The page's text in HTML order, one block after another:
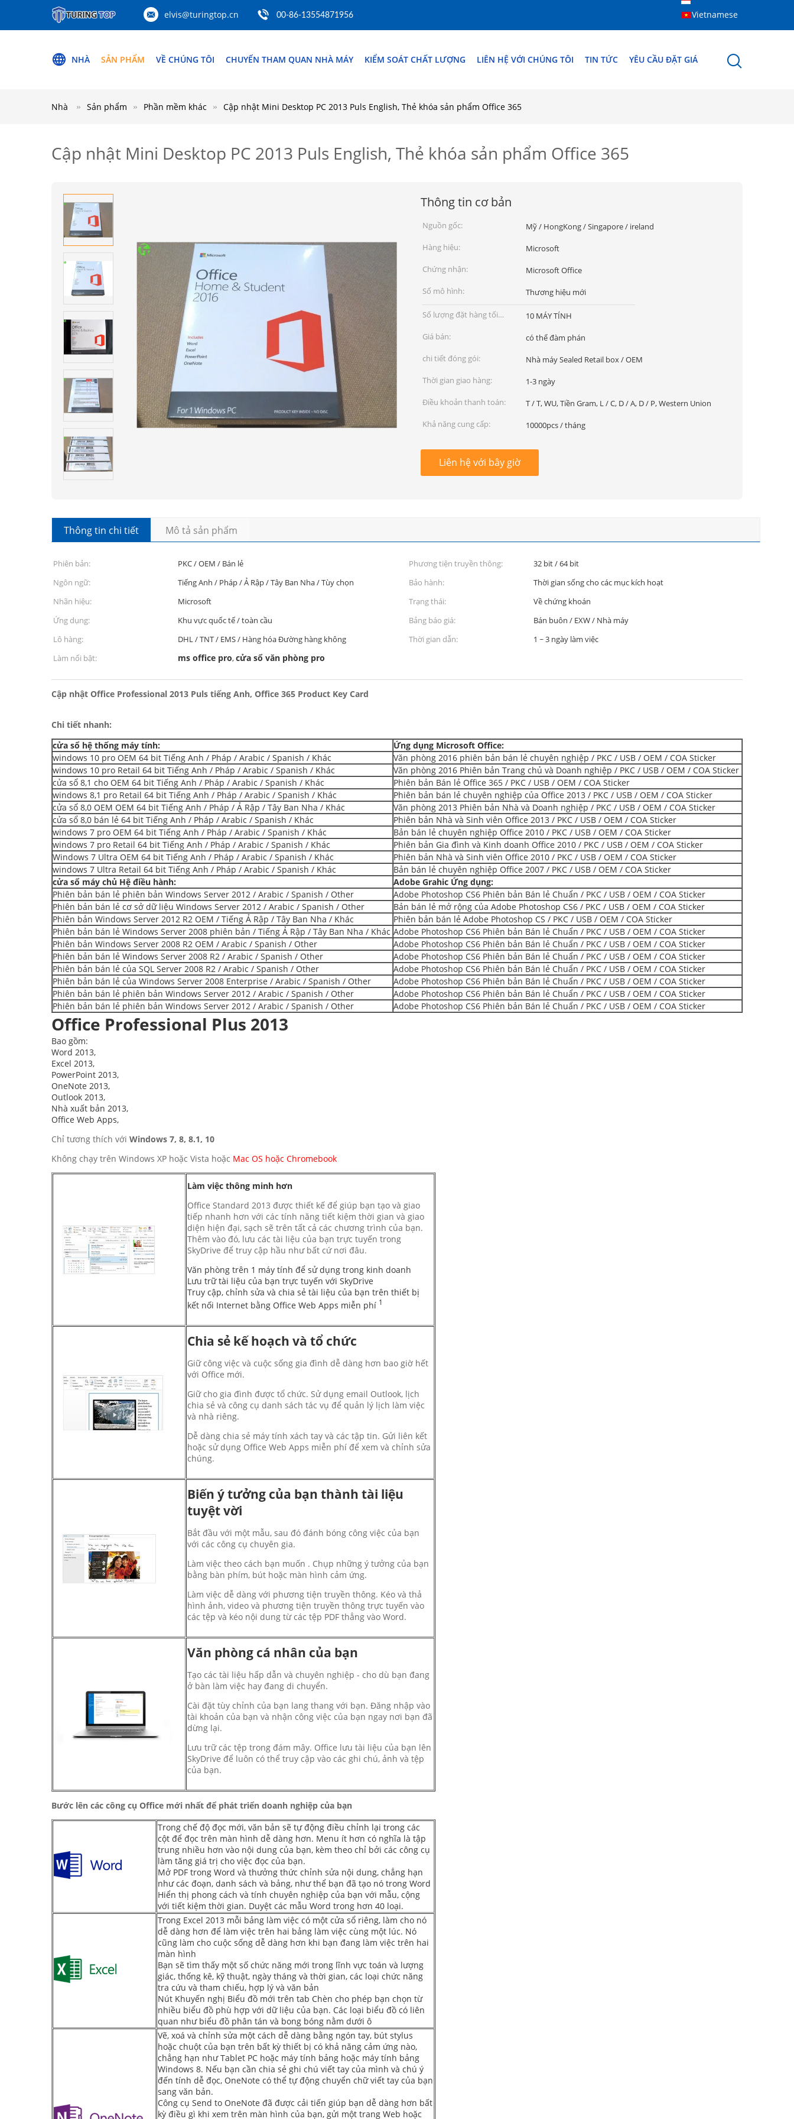
elvis@turingtop.cn 00-86-13554871956 Vietnamese
NHÀ SẢN PHẨM VỀ CHÚNG TÔI CHUYẾN THAM QUAN NHÀ MÁY KIỂM SOÁT CHẤT LƯỢNG LIÊN HỆ VỚI CHÚNG TÔI TIN TỨC YÊU CẦU ĐẶT GIÁ
Nhà Sản phẩm Phần mềm khác Cập nhật Mini Desktop PC 2013 Puls English, Thẻ khóa sản phẩm Office 365
Cập nhật Mini Desktop PC 2013 Puls English, Thẻ khóa sản phẩm Office 365
Thông tin cơ bản
Nguồn gốc:
Mỹ / HongKong / Singapore / ireland
Hàng hiệu:
Microsoft
Chứng nhận:
Microsoft Office
Số mô hình:
Thương hiệu mới
Số lượng đặt hàng tối
thiểu:
10 MÁY TÍNH
Giá bán:
có thể đàm phán
chi tiết đóng gói:
Nhà máy Sealed Retail box / OEM
Thời gian giao hàng:
1-3 ngày
Điều khoản thanh toán:
T / T, WU, Tiền Gram, L / C, D / A, D / P, Western Union
Khả năng cung cấp:
10000pcs / tháng
Liên hệ với bây giờ
Thông tin chi tiết Mô tả sản phẩm
Phiên bản: PKC / OEM / Bán lẻ Phương tiện truyền thông:
32 bit / 64 bit
Ngôn ngữ:
Tiếng Anh / Pháp / Ả Rập / Tây Ban Nha / Tùy chọn Bảo hành:
Thời gian sống cho các mục kích hoạt
Nhãn hiệu:
Microsoft Trạng thái:
Về chứng khoán
Ứng dụng:
Khu vực quốc tế / toàn cầu Bảng báo giá:
Bán buôn / EXW / Nhà máy
Lô hàng:
DHL / TNT / EMS / Hàng hóa Đường hàng không Thời gian dẫn:
1 ~ 3 ngày làm việc
Làm nổi bật:
ms office pro,cửa sổ văn phòng pro
Cập nhật Office Professional 2013 Puls tiếng Anh, Office 365 Product Key Card
Chi tiết nhanh:
cửa sổ hệ thống máy tính:
Ứng dụng Microsoft Office:
windows 10 pro OEM 64 bit Tiếng Anh / Pháp / Arabic / Spanish / Khác
Văn phòng 2016 phiên bản bán lẻ chuyên nghiệp / PKC / USB / OEM / COA Sticker
windows 10 pro Retail 64 bit Tiếng Anh / Pháp / Arabic / Spanish / Khác
Văn phòng 2016 Phiên bản Trang chủ và Doanh nghiệp / PKC / USB / OEM / COA Sticker
cửa sổ 8,1 cho OEM 64 bit Tiếng Anh / Pháp / Arabic / Spanish / Khác
Phiên bản Bán lẻ Office 365 / PKC / USB / OEM / COA Sticker
windows 8,1 pro Retail 64 bit Tiếng Anh / Pháp / Arabic / Spanish / Khác
Phiên bản bán lẻ chuyên nghiệp của Office 2013 / PKC / USB / OEM / COA Sticker
cửa sổ 8,0 OEM OEM 64 bit Tiếng Anh / Pháp / Ả Rập / Tây Ban Nha / Khác
Văn phòng 2013 Phiên bản Nhà và Doanh nghiệp / PKC / USB / OEM / COA Sticker
cửa sổ 8,0 bán lẻ 64 bit Tiếng Anh / Pháp / Arabic / Spanish / Khác
Phiên bản Nhà và Sinh viên Office 2013 / PKC / USB / OEM / COA Sticker
windows 7 pro OEM 64 bit Tiếng Anh / Pháp / Arabic / Spanish / Khác
Bản bán lẻ chuyên nghiệp Office 2010 / PKC / USB / OEM / COA Sticker
windows 7 pro Retail 64 bit Tiếng Anh / Pháp / Arabic / Spanish / Khác
Phiên bản Gia đình và Kinh doanh Office 2010 / PKC / USB / OEM / COA Sticker
Windows 7 Ultra OEM 64 bit Tiếng Anh / Pháp / Arabic / Spanish / Khác
Phiên bản Nhà và Sinh viên Office 2010 / PKC / USB / OEM / COA Sticker
windows 7 Ultra Retail 64 bit Tiếng Anh / Pháp / Arabic / Spanish / Khác
Bản bán lẻ chuyên nghiệp Office 2007 / PKC / USB / OEM / COA Sticker
cửa sổ máy chủ Hệ điều hành:
Adobe Grahic Ứng dụng:
Phiên bản bán lẻ phiên bản Windows Server 2012 / Arabic / Spanish / Other
Adobe Photoshop CS6 Phiên bản Bán lẻ Chuẩn / PKC / USB / OEM / COA Sticker
Phiên bản bán lẻ cơ sở dữ liệu Windows Server 2012 / Arabic / Spanish / Other
Bản bán lẻ mở rộng của Adobe Photoshop CS6 / PKC / USB / OEM / COA Sticker
Phiên bản Windows Server 2012 R2 OEM / Tiếng Ả Rập / Tây Ban Nha / Khác
Phiên bản bán lẻ Adobe Photoshop CS / PKC / USB / OEM / COA Sticker
Phiên bản bán lẻ Windows Server 2008 phiên bản / Tiếng Ả Rập / Tây Ban Nha / Khác Adobe Photoshop CS6 Phiên bản Bán lẻ Chuẩn / PKC / USB / OEM / COA Sticker
Phiên bản Windows Server 2008 R2 OEM / Arabic / Spanish / Other
Adobe Photoshop CS6 Phiên bản Bán lẻ Chuẩn / PKC / USB / OEM / COA Sticker
Phiên bản bán lẻ Windows Server 2008 R2 / Arabic / Spanish / Other
Adobe Photoshop CS6 Phiên bản Bán lẻ Chuẩn / PKC / USB / OEM / COA Sticker
Phiên bản bán lẻ của SQL Server 2008 R2 / Arabic / Spanish / Other
Adobe Photoshop CS6 Phiên bản Bán lẻ Chuẩn / PKC / USB / OEM / COA Sticker
Phiên bản bán lẻ của Windows Server 2008 Enterprise / Arabic / Spanish / Other
Adobe Photoshop CS6 Phiên bản Bán lẻ Chuẩn / PKC / USB / OEM / COA Sticker
Phiên bản bán lẻ phiên bản Windows Server 2012 / Arabic / Spanish / Other
Adobe Photoshop CS6 Phiên bản Bán lẻ Chuẩn / PKC / USB / OEM / COA Sticker
Phiên bản bán lẻ phiên bản Windows Server 2012 / Arabic / Spanish / Other
Adobe Photoshop CS6 Phiên bản Bán lẻ Chuẩn / PKC / USB / OEM / COA Sticker
Office Professional Plus 2013
Bao gồm:
Word 2013,
Excel 2013,
PowerPoint 2013,
OneNote 2013,
Outlook 2013,
Nhà xuất bản 2013,
Office Web Apps,
Chỉ tương thích với Windows 7, 8, 8.1, 10
Không chạy trên Windows XP hoặc Vista hoặc Mac OS hoặc Chromebook
Làm việc thông minh hơn
Office Standard 2013 được thiết kế để giúp bạn tạo và giao
tiếp nhanh hơn với các tính năng tiết kiệm thời gian và giao
diện hiện đại, sạch sẽ trên tất cả các chương trình của bạn.
Thêm vào đó, lưu các tài liệu của bạn trực tuyến trong
SkyDrive để truy cập hầu như bất cứ nơi đâu.
Văn phòng trên 1 máy tính để sử dụng trong kinh doanh
Lưu trữ tài liệu của bạn trực tuyến với SkyDrive
Truy cập, chỉnh sửa và chia sẻ tài liệu của bạn trên thiết bị
kết nối Internet bằng Office Web Apps miễn phí 1
Chia sẻ kế hoạch và tổ chức
Giữ công việc và cuộc sống gia đình dễ dàng hơn bao giờ hết
với Office mới.
Giữ cho gia đình được tổ chức. Sử dụng email Outlook, lịch
chia sẻ và công cụ danh sách tác vụ để quản lý lịch làm việc
và nhà riêng.
Dễ dàng chia sẻ máy tính xách tay và các tập tin. Gửi liên kết
hoặc sử dụng Office Web Apps miễn phí để xem và chỉnh sửa
chúng.
Biến ý tưởng của bạn thành tài liệu
tuyệt vời
Bắt đầu với một mẫu, sau đó đánh bóng công việc của bạn
với các công cụ chuyên gia.
Làm việc theo cách bạn muốn . Chụp những ý tưởng của bạn
bằng bàn phím, bút hoặc màn hình cảm ứng.
Làm việc dễ dàng với phương tiện truyền thông. Kéo và thả
hình ảnh, video và phương tiện truyền thông trực tuyến vào
các tệp và kéo nội dung từ các tệp PDF thẳng vào Word.
Văn phòng cá nhân của bạn
Tạo các tài liệu hấp dẫn và chuyên nghiệp - cho dù bạn đang
ở bàn làm việc hay đang di chuyển.
Cài đặt tùy chỉnh của bạn lang thang với bạn. Đăng nhập vào
tài khoản của bạn và nhận công việc của bạn ngay nơi bạn đã
dừng lại.
Lưu trữ các tệp trong đám mây. Office lưu tài liệu của bạn lên
SkyDrive để luôn có thể truy cập vào các ghi chú, ảnh và tệp
của bạn.
Bước lên các công cụ Office mới nhất để phát triển doanh nghiệp của bạn
Trong chế độ đọc mới, văn bản sẽ tự động điều chỉnh lại trong các
cột để đọc trên màn hình dễ dàng hơn. Menu ít hơn có nghĩa là tập
trung nhiều hơn vào nội dung của bạn, kèm theo chỉ bởi các công cụ
làm tăng giá trị cho việc đọc của bạn.
Mở PDF trong Word và thưởng thức chỉnh sửa nội dung, chẳng hạn
như các đoạn, danh sách và bảng, như thể bạn đã tạo nó trong Word
Hiển thị phong cách và tính chuyên nghiệp của bạn với mẫu, cộng
với tiết kiệm thời gian. Duyệt các mẫu Word trong hơn 40 loại.
Trong Excel 2013 mỗi bảng làm việc có một cửa sổ riêng, làm cho nó
dễ dàng hơn để làm việc trên hai bảng làm việc cùng một lúc. Nó
cũng làm cho cuộc sống dễ dàng hơn khi bạn đang làm việc trên hai
màn hình
Bạn sẽ tìm thấy một số chức năng mới trong lĩnh vực toán và lượng
giác, thống kê, kỹ thuật, ngày tháng và thời gian, các loại chức năng
tra cứu và tham chiếu, hợp lý và văn bản
Nút Khuyến nghị Biểu đồ mới trên tab Chèn cho phép bạn chọn từ
nhiều biểu đồ phù hợp với dữ liệu của bạn. Các loại biểu đồ có liên
quan như biểu đồ phân tán và bong bóng nằm dưới ô
Vẽ, xoá và chỉnh sửa một cách dễ dàng bằng ngón tay, bút stylus
hoặc chuột của bạn trên bất kỳ thiết bị có khả năng cảm ứng nào,
chẳng hạn như Tablet PC hoặc máy tính bảng hoặc máy tính bảng
Windows 8. Nếu bạn cần chia sẻ ghi chú viết tay của mình và chú ý
đến tính dễ đọc, OneNote có thể tự động chuyển chữ viết tay của bạn
sang văn bản.
Công cụ Send to OneNote đã được cải tiến giúp bạn dễ dàng hơn bất
kỳ điều gì khi xem trên màn hình của bạn, gửi một trang Web hoặc